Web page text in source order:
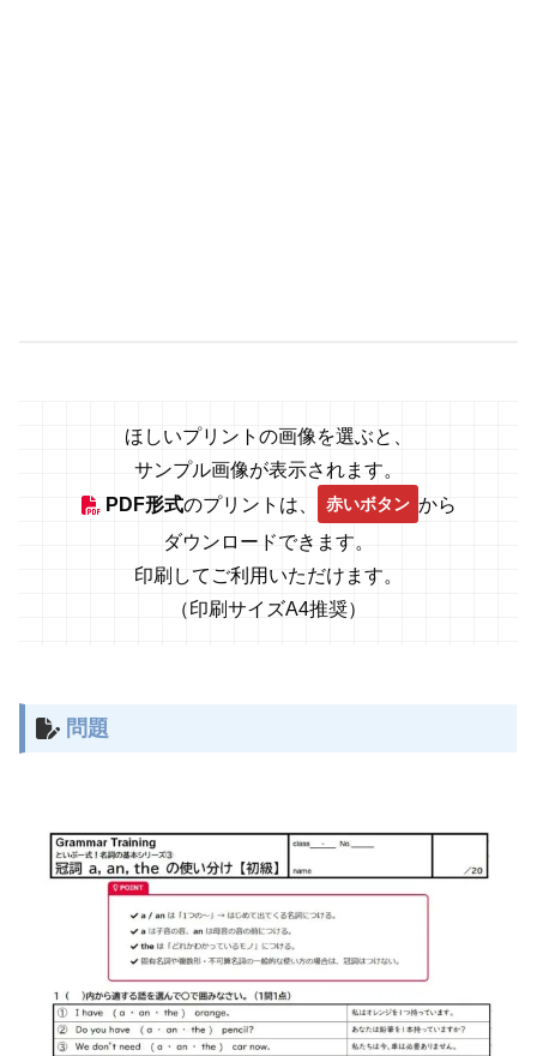
ほしいプリントの画像を選ぶと、
サンプル画像が表示されます。
PDF形式のプリントは、 赤いボタン から
ダウンロードできます。
印刷してご利用いただけます。
（印刷サイズA4推奨）
問題